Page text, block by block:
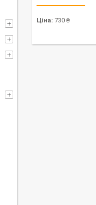
Ціна: 730 ₴